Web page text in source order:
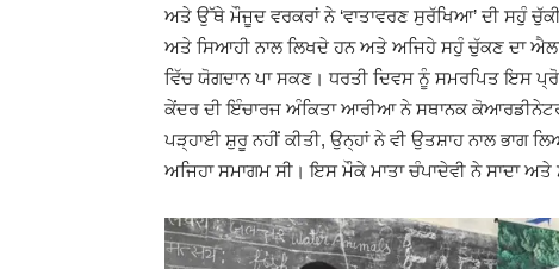
ਅਤੇ ਉੱਥੇ ਮੌਜੂਦ ਵਰਕਰਾਂ ਨੇ ‘ਵਾਤਾਵਰਣ ਸੁਰੱਖਿਆ’ ਦੀ ਸਹੁੰ
ਅਤੇ ਸਿਆਹੀ ਨਾਲ ਲਿਖਦੇ ਹਨ ਅਤੇ ਅਜਿਹੇ ਸਹੁੰ ਚੁੱਕਣ ਦਾ
ਵਿੱਚ ਯੋਗਦਾਨ ਪਾ ਸਕਣ। ਧਰਤੀ ਦਿਵਸ ਨੂੰ ਸਮਰਪਿਤ ਇਸ
ਕੇਂਦਰ ਦੀ ਇੰਚਾਰਜ ਅੰਕਿਤਾ ਆਰੀਆ ਨੇ ਸਥਾਨਕ
ਪੜ੍ਹਾਈ ਸ਼ੁਰੂ ਨਹੀਂ ਕੀਤੀ, ਉਨ੍ਹਾਂ ਨੇ ਵੀ ਉਤਸ਼ਾਹ ਨਾਲ ਭਾਗ
ਅਜਿਹਾ ਸਮਾਗਮ ਸੀ। ਇਸ ਮੌਕੇ ਮਾਤਾ ਚੰਪਾਦੇਵੀ ਨੇ